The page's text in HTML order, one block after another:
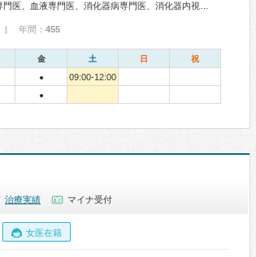
年間： 455
金 土 日 祝
●
09:00-12:00
●
治療実績 マイナ受付
女医在籍